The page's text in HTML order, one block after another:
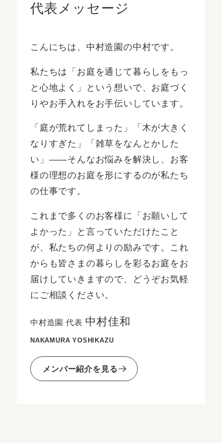
代表メッセージ
こんにちは、中村造園の中村です。
私たちは「お庭を通じて暮らしをもっ
と心地よく」という想いで、お庭づく
りやお手入れをお手伝いしています。
「庭が荒れてしまった」「木が大きく
なりすぎた」「雑草をなんとかした
い」――そんなお悩みを解決し、お客
様の理想のお庭を形にするのが私たち
の仕事です。
これまで多くのお客様に「お願いして
よかった」と言っていただけたこと
が、私たちの何よりの励みです。これ
からも皆さまの暮らしを彩るお庭をお
届けしていきますので、どうぞお気軽
にご相談ください。
中村造園 代表 中村佳和
NAKAMURA YOSHIKAZU
メンバー紹介を見る